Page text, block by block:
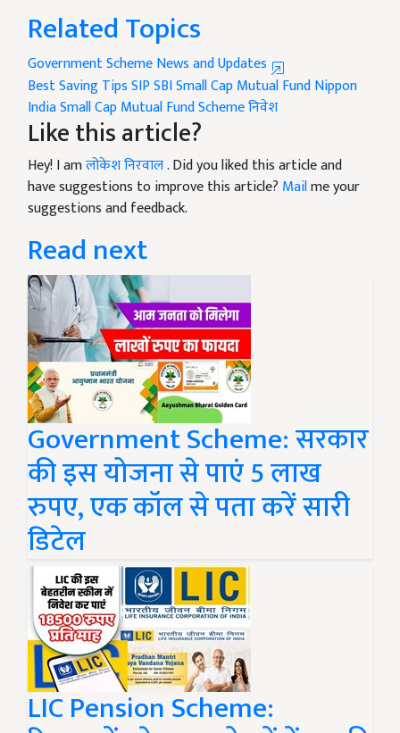
Related Topics
Government Scheme News and Updates
Best Saving TipsSIPSBI Small Cap Mutual FundNippon
India Small Cap Mutual Fund Schemeनिवेश
Like this article?
Hey! I amलोकेश निरवाल. Did you liked this article and
have suggestions to improve this article? Mailme your
suggestions and feedback.
Read next
Government Scheme: सरकार
की इस योजना से पाएं 5 लाख
रुपए, एक कॉल से पता करें सारी
डिटेल
LIC Pension Scheme: